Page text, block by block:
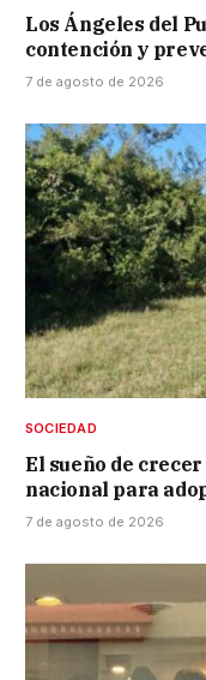
Los Ángeles del
contención y
7 de agosto de 2026
SOCIEDAD
El sueño de
nacional para
7 de agosto de 2026